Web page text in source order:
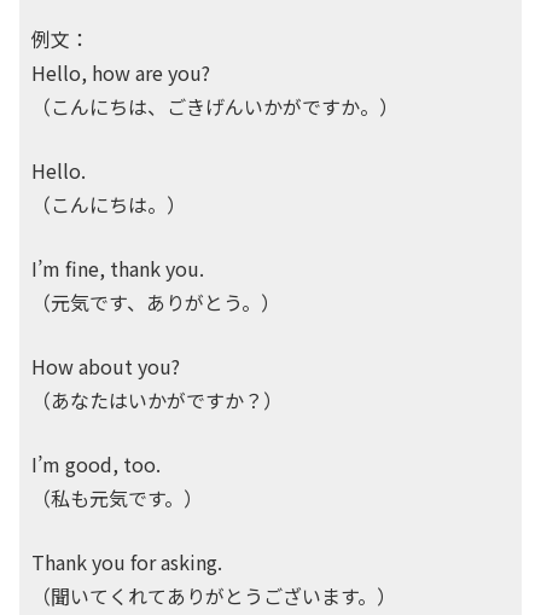
例文：
Hello, how are you?
（こんにちは、ごきげんいかがですか。）
Hello.
（こんにちは。）
I’m fine, thank you.
（元気です、ありがとう。）
How about you?
（あなたはいかがですか？）
I’m good, too.
（私も元気です。）
Thank you for asking.
（聞いてくれてありがとうございます。）